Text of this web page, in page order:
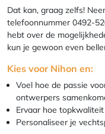
Dat kan, graag zelfs!
telefoonnummer 0492-
hebt over de
kun je gewoon even
Kies voor Nihon en:
Voel hoe de passie
ontwerpers
Ervaar hoe
Personaliseer je